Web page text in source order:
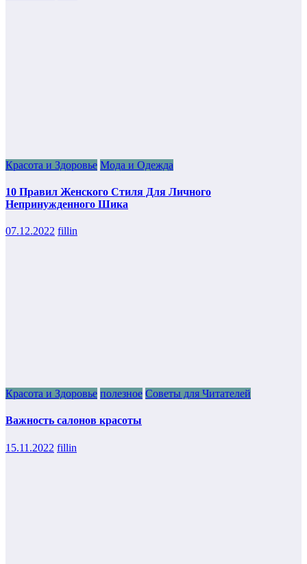
Красота и Здоровье Мода и Одежда
10 Правил Женского Стиля Для Личного
Непринужденного Шика
07.12.2022 fillin
Красота и Здоровье полезное Советы для Читателей
Важность салонов красоты
15.11.2022 fillin